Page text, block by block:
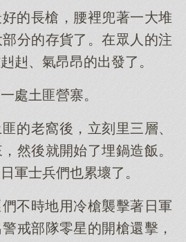
的長槍，腰裡兜著一大堆
分的存貨了。在眾人的注
赳、氣昂昂的出發了。
處土匪營寨。
的老窩後，立刻里三層、
然後就開始了埋鍋造飯。
軍士兵們也累壞了。
不時地用冷槍襲擊著日軍
戒部隊零星的開槍還擊，